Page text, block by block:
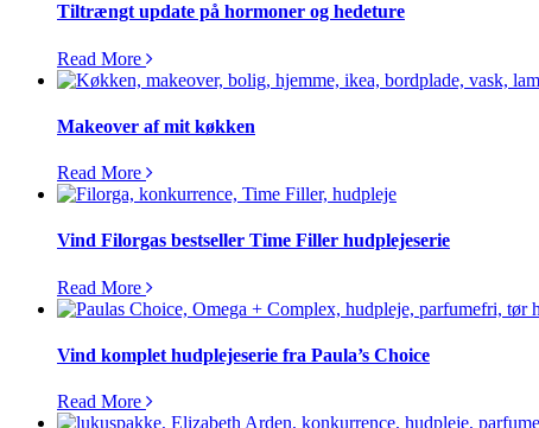
Tiltrængt update på hormoner og hedeture
Read More
Makeover af mit køkken
Read More
Vind Filorgas bestseller Time Filler hudplejeserie
Read More
Vind komplet hudplejeserie fra Paula’s Choice
Read More